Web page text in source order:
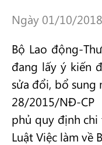
Ngày 01/10/2018
Bộ Lao động-
đang lấy ý kiến
sửa đổi, bổ sung
28/2015/NĐ-
phủ quy định
Luật Việc làm về